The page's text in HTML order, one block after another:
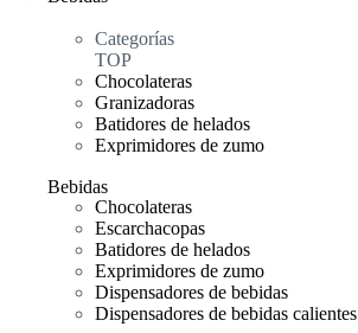
Categorías
TOP
Chocolateras
Granizadoras
Batidores de helados
Exprimidores de zumo
Bebidas
Chocolateras
Escarchacopas
Batidores de helados
Exprimidores de zumo
Dispensadores de bebidas
Dispensadores de bebidas calientes